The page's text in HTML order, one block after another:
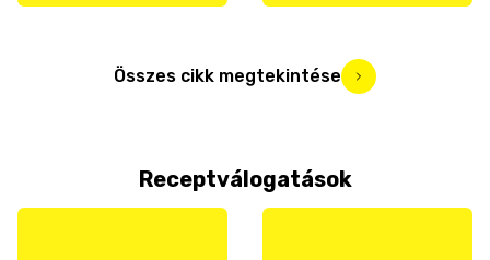
Összes cikk megtekintése
Receptválogatások